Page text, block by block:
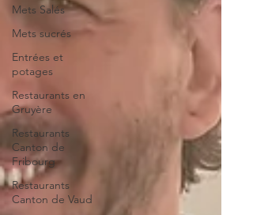
Mets Salés
Mets sucrés
Entrées et
potages
Restaurants en
Gruyère
Restaurants
Canton de
Fribourg
Restaurants
Canton de Vaud